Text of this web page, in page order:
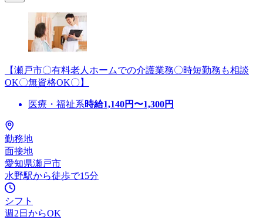
【瀬戸市〇有料老人ホームでの介護業務〇時短勤務も相談
OK〇無資格OK〇】
医療・福祉系時給1,140円〜1,300円
勤務地
面接地
愛知県瀬戸市
水野駅から徒歩で15分
シフト
週2日からOK